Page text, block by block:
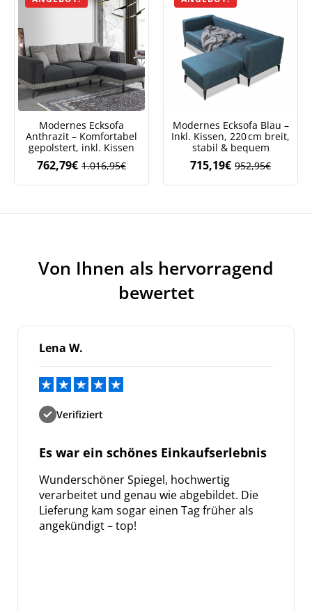
Modernes Ecksofa
Anthrazit – Komfortabel
gepolstert, inkl. Kissen
1.016,95€
Ursprünglicher
762,79€ Aktueller
Modernes Ecksofa Blau –
Inkl. Kissen, 220 cm breit,
stabil & bequem
952,95€
715,19€Aktueller
Von Ihnen als hervorragend
bewertet
Lena W.
Verifiziert
Es war ein schönes Einkaufserlebnis
Wunderschöner Spiegel, hochwertig
verarbeitet und genau wie abgebildet. Die
Lieferung kam sogar einen Tag früher als
angekündigt – top!